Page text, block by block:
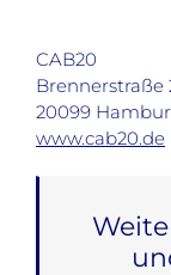
CAB20
Brennerstraße
20099
www.cab20.de